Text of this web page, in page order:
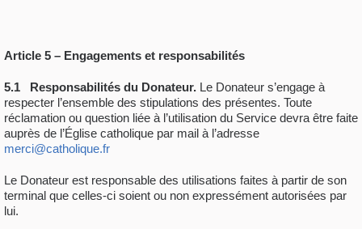
Article 5 – Engagements et responsabilités
5.1 Responsabilités du Donateur. Le Donateur s’engage à
respecter l’ensemble des stipulations des présentes. Toute
réclamation ou question liée à l’utilisation du Service devra être faite
auprès de l’Église catholique par mail à l’adresse
merci@catholique.fr
Le Donateur est responsable des utilisations faites à partir de son
terminal que celles-ci soient ou non expressément autorisées par
lui.